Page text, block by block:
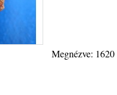
Megnézve: